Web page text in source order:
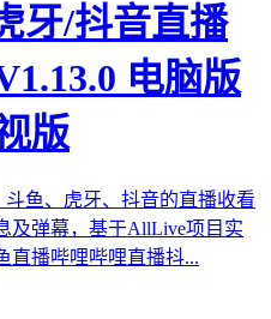
牙/抖音直播
电脑版
版
鱼、虎牙、抖音的直播收看
及弹幕，基于AllLive项目实
直播哔哩哔哩直播抖...